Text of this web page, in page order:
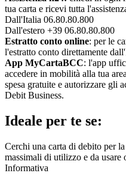
tua carta e ricevi tutta
Dall'Italia 06.80.80.800
Dall'estero +39 06.80.80.800
Estratto conto online: per le
l'estratto conto direttamente
App MyCartaBCC: l'app
accedere in mobilità alla tua
spesa gratuite e autorizzare gli
Debit Business.
Ideale per te se:
Cerchi una carta di debito per
massimali di utilizzo e da usare
Informativa